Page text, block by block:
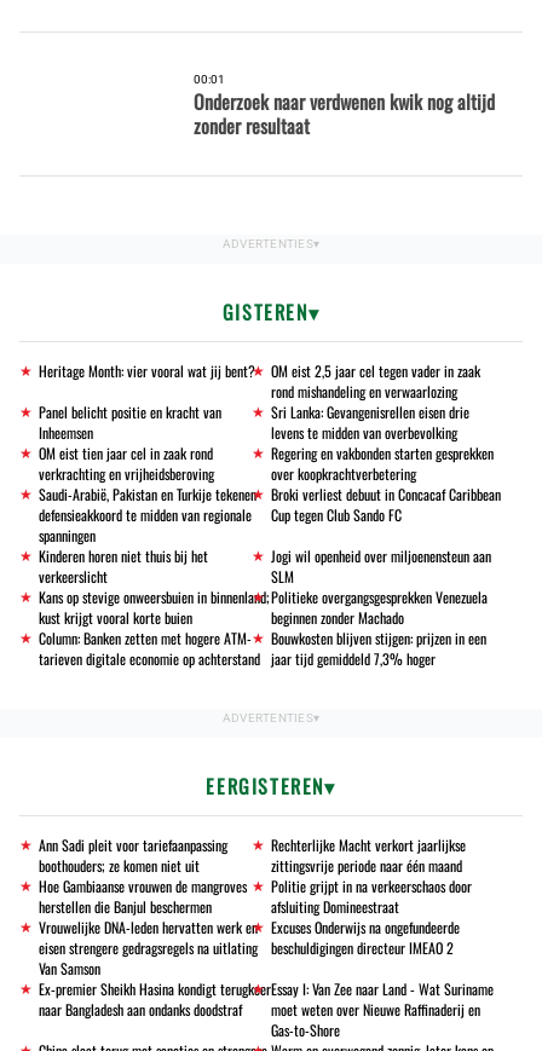
00:01
Onderzoek naar verdwenen kwik nog altijd
zonder resultaat
GISTEREN
Heritage Month: vier vooral wat jij bent?
OM eist 2,5 jaar cel tegen vader in zaak
rond mishandeling en verwaarlozing
Panel belicht positie en kracht van
Inheemsen
Sri Lanka: Gevangenisrellen eisen drie
levens te midden van overbevolking
OM eist tien jaar cel in zaak rond
verkrachting en vrijheidsberoving
Regering en vakbonden starten gesprekken
over koopkrachtverbetering
Saudi-Arabië, Pakistan en Turkije tekenen
defensieakkoord te midden van regionale
spanningen
Broki verliest debuut in Concacaf Caribbean
Cup tegen Club Sando FC
Kinderen horen niet thuis bij het
verkeerslicht
Jogi wil openheid over miljoenensteun aan
SLM
Kans op stevige onweersbuien in binnenland;
kust krijgt vooral korte buien
Politieke overgangsgesprekken Venezuela
beginnen zonder Machado
Column: Banken zetten met hogere ATM-
tarieven digitale economie op achterstand
Bouwkosten blijven stijgen: prijzen in een
jaar tijd gemiddeld 7,3% hoger
EERGISTEREN
Ann Sadi pleit voor tariefaanpassing
boothouders; ze komen niet uit
Rechterlijke Macht verkort jaarlijkse
zittingsvrije periode naar één maand
Hoe Gambiaanse vrouwen de mangroves
herstellen die Banjul beschermen
Politie grijpt in na verkeerschaos door
afsluiting Domineestraat
Vrouwelijke DNA-leden hervatten werk en
eisen strengere gedragsregels na uitlating
Van Samson
Excuses Onderwijs na ongefundeerde
beschuldigingen directeur IMEAO 2
Ex-premier Sheikh Hasina kondigt terugkeer
naar Bangladesh aan ondanks doodstraf
Essay I: Van Zee naar Land - Wat Suriname
moet weten over Nieuwe Raffinaderij en
Gas-to-Shore